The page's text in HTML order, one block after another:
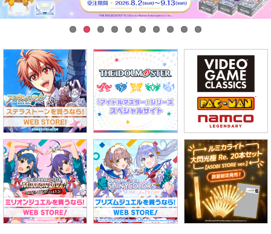
ASOBI TICKET ASOBI STAGE
プレミアム会員とは
プロジェクトアイマス ヴイアライヴ
テイルズ オブ シリーズ
電音部
鉄拳
太鼓の達人
ACE COMBAT
パックマン
ナムコクラシック